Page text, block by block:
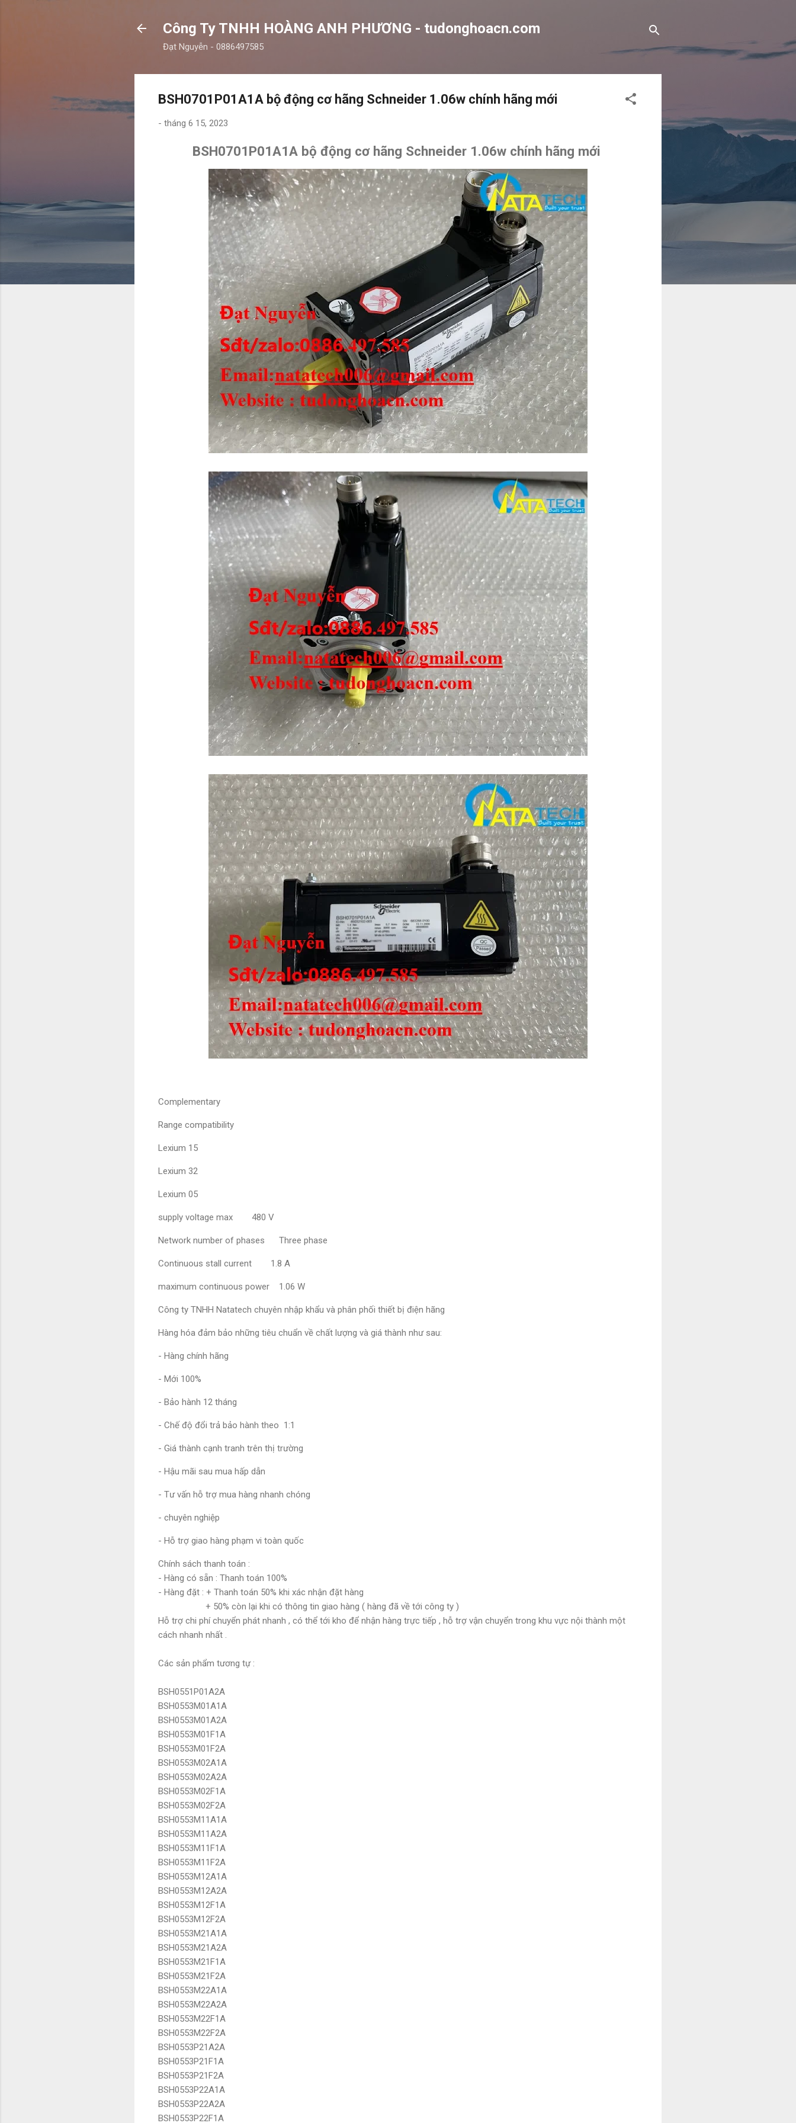
Công Ty TNHH HOÀNG ANH PHƯƠNG - tudonghoacn.com
Đạt Nguyễn - 0886497585
BSH0701P01A1A bộ động cơ hãng Schneider 1.06w chính hãng mới
- tháng 6 15, 2023
BSH0701P01A1A bộ động cơ hãng Schneider 1.06w chính hãng mới
Complementary
Range compatibility
Lexium 15
Lexium 32
Lexium 05
supply voltage max 480 V
Network number of phases Three phase
Continuous stall current 1.8 A
maximum continuous power 1.06 W
Công ty TNHH Natatech chuyên nhập khẩu và phân phối thiết bị điện hãng
Hàng hóa đảm bảo những tiêu chuẩn về chất lượng và giá thành như sau:
- Hàng chính hãng
- Mới 100%
- Bảo hành 12 tháng
- Chế độ đổi trả bảo hành theo 1:1
- Giá thành cạnh tranh trên thị trường
- Hậu mãi sau mua hấp dẫn
- Tư vấn hỗ trợ mua hàng nhanh chóng
- chuyên nghiệp
- Hỗ trợ giao hàng phạm vi toàn quốc
Chính sách thanh toán :
- Hàng có sẵn : Thanh toán 100%
- Hàng đặt : + Thanh toán 50% khi xác nhận đặt hàng
+ 50% còn lại khi có thông tin giao hàng ( hàng đã về tới công ty )
Hỗ trợ chi phí chuyển phát nhanh , có thể tới kho để nhận hàng trực tiếp , hỗ trợ vận chuyển trong khu vực nội thành một
cách nhanh nhất .
Các sản phẩm tương tự :
BSH0551P01A2A
BSH0553M01A1A
BSH0553M01A2A
BSH0553M01F1A
BSH0553M01F2A
BSH0553M02A1A
BSH0553M02A2A
BSH0553M02F1A
BSH0553M02F2A
BSH0553M11A1A
BSH0553M11A2A
BSH0553M11F1A
BSH0553M11F2A
BSH0553M12A1A
BSH0553M12A2A
BSH0553M12F1A
BSH0553M12F2A
BSH0553M21A1A
BSH0553M21A2A
BSH0553M21F1A
BSH0553M21F2A
BSH0553M22A1A
BSH0553M22A2A
BSH0553M22F1A
BSH0553M22F2A
BSH0553P21A2A
BSH0553P21F1A
BSH0553P21F2A
BSH0553P22A1A
BSH0553P22A2A
BSH0553P22F1A